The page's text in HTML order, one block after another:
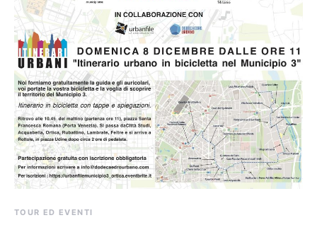
TOUR ED EVENTI